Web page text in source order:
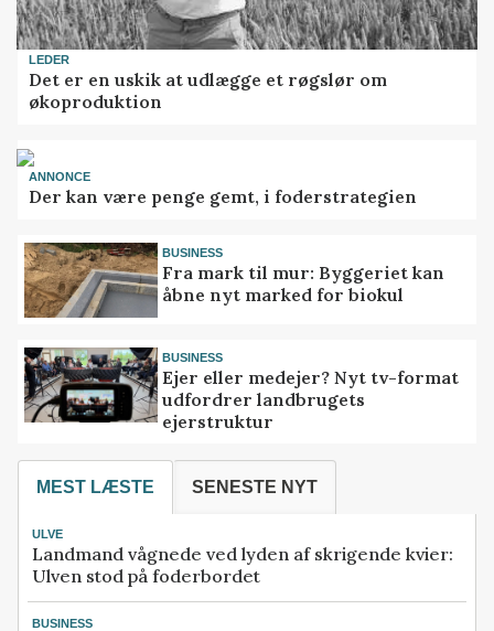
LEDER
Det er en uskik at udlægge et røgslør om
økoproduktion
ANNONCE
Der kan være penge gemt, i foderstrategien
BUSINESS
Fra mark til mur: Byggeriet kan
åbne nyt marked for biokul
BUSINESS
Ejer eller medejer? Nyt tv-format
udfordrer landbrugets
ejerstruktur
MEST LÆSTE SENESTE NYT
ULVE
Landmand vågnede ved lyden af skrigende kvier:
Ulven stod på foderbordet
BUSINESS